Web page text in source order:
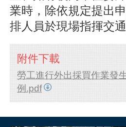
業時，除依規定提出
排人員於現場指揮交通
附件下載
勞工進行外出採買作業發
例.pdf